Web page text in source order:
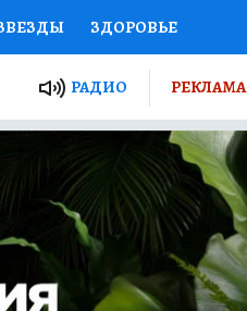
ЗДОРОВЬЕ
РОССИИ
ПУТЕВОДИТЕЛЬ
ТУРИЗМ
ПОТРЕБИТЕЛЯ РЕКЛАМА
РАДИО РЕКЛАМА